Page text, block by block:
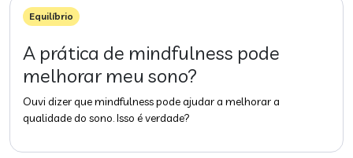
Equilíbrio
A prática de mindfulness pode
melhorar meu sono?
Ouvi dizer que mindfulness pode ajudar a melhorar a
qualidade do sono. Isso é verdade?